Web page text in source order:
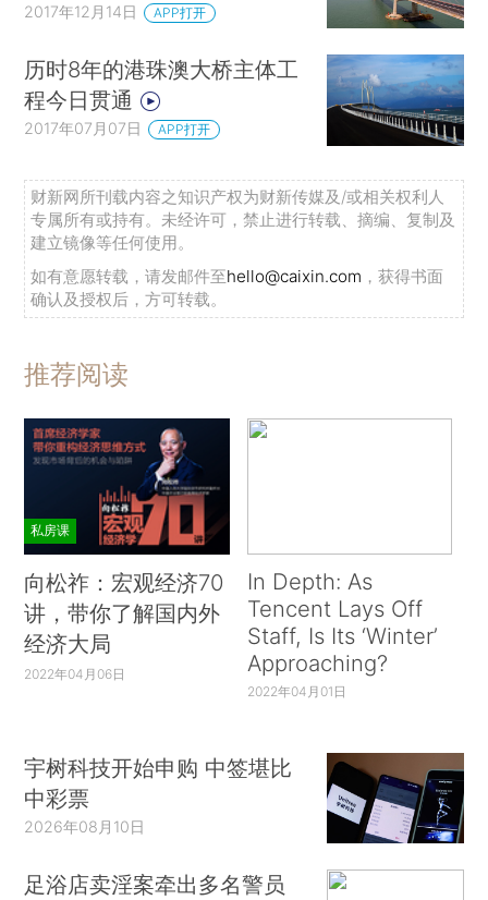
2017年12月14日 APP打开
历时8年的港珠澳大桥主体工
程今日贯通
2017年07月07日 APP打开
财新网所刊载内容之知识产权为财新传媒及/或相关权利人
专属所有或持有。未经许可，禁止进行转载、摘编、复制及
建立镜像等任何使用。
如有意愿转载，请发邮件至hello@caixin.com ，获得书面
确认及授权后，方可转载。
推荐阅读
私房课
向松祚：宏观经济70
讲，带你了解国内外
经济大局
2022年04月06日
In Depth: As
Tencent Lays Off
Staff, Is Its ‘Winter’
Approaching?
2022年04月01日
宇树科技开始申购 中签堪比
中彩票
2026年08月10日
足浴店卖淫案牵出多名警员